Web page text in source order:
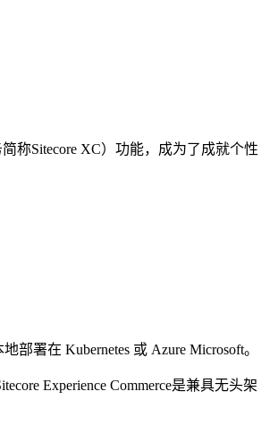
简称Sitecore XC）功能，成为了成就个性
署在 Kubernetes 或 Azure Microsoft。
Experience Commerce是兼具无头架